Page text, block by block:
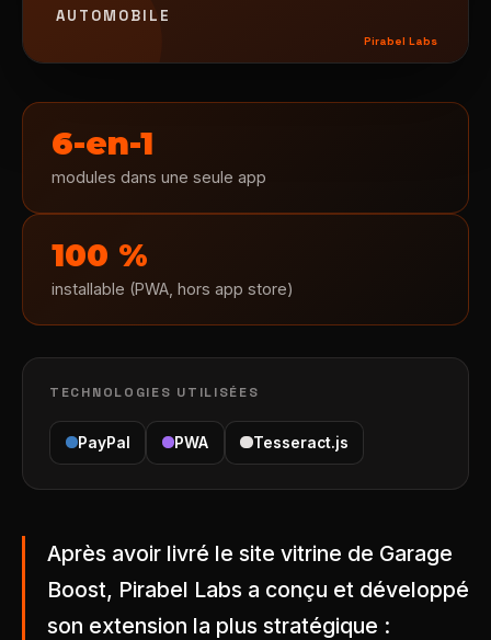
AUTOMOBILE
Pirabel Labs
6-en-1
modules dans une seule app
100 %
installable (PWA, hors app store)
TECHNOLOGIES UTILISÉES
PayPal PWA Tesseract.js
Après avoir livré le site vitrine de Garage
Boost, Pirabel Labs a conçu et développé
son extension la plus stratégique :